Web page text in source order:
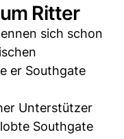
Ritter
sich schon
er Southgate
Unterstützer
Southgate